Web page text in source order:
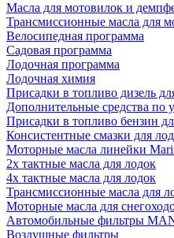
Масла для мотовилок и
Трансмиссионные масла для
Велосипедная программа
Садовая программа
Лодочная программа
Лодочная химия
Присадки в топливо дизель
Дополнительные средства по
Присадки в топливо бензин
Консистентные смазки для
Моторные масла линейки
2х тактные масла для лодок
4х тактные масла для лодок
Трансмиссионные масла для
Моторные масла для
Автомобильные фильтры
Воздушные фильтры